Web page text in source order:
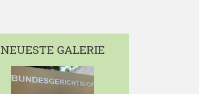
NEUESTE GALERIE